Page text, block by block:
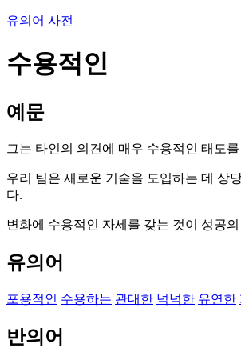
유의어 사전
수용적인
예문
그는 타인의 의견에 매우 수용적인 태도
우리 팀은 새로운 기술을 도입하는 데 상
다.
변화에 수용적인 자세를 갖는 것이 성공
유의어
포용적인 수용하는 관대한 넉넉한 유연한
반의어